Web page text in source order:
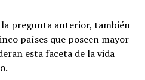
la pregunta anterior, también
países que poseen mayor
esta faceta de la vida